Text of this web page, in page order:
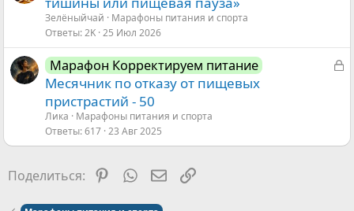
с
Зелёныйчай
Марафоны питания и спорта
Ответы 2K 25 Июл 2026
З
т
Марафон Корректируем питание
Месячник по отказу от пищевых
пристрастий - 50
Ликa
Марафоны питания и спорта
Ответы 617 23 Авг 2025
Поделиться: Pinterest
WhatsAppЭлектронная почта
Ссылка